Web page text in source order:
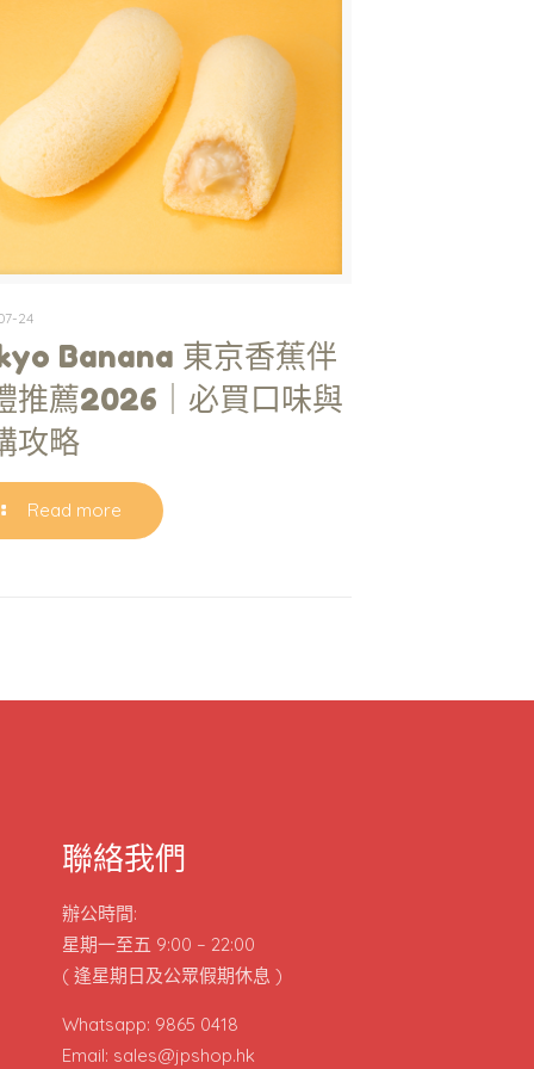
24
Banana 東京香蕉伴
推薦2026｜必買口味與
攻略
Read more
聯絡我們
辦公時間:
星期一至五 9:00 – 22:00
( 逢星期日及公眾假期休息 )
Whatsapp: 9865 0418
Email: sales@jpshop.hk